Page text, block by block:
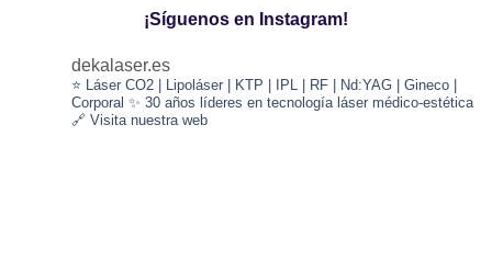
¡Síguenos en Instagram!
dekalaser.es
⭐️ Láser CO2 | Lipoláser | KTP | IPL | RF | Nd:YAG | Gineco |
Corporal ✨ 30 años líderes en tecnología láser médico-estética
🔗 Visita nuestra web